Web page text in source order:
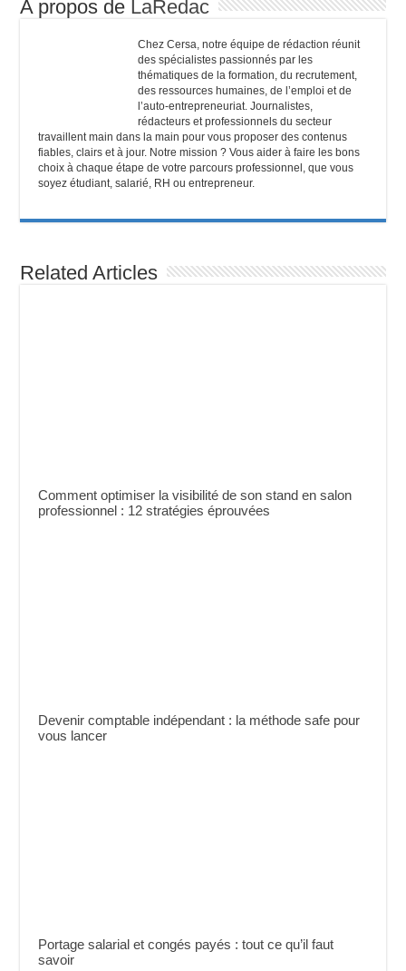
A propos de LaRedac
Chez Cersa, notre équipe de rédaction réunit
des spécialistes passionnés par les
thématiques de la formation, du recrutement,
des ressources humaines, de l’emploi et de
l’auto-entrepreneuriat. Journalistes,
rédacteurs et professionnels du secteur
travaillent main dans la main pour vous proposer des contenus
fiables, clairs et à jour. Notre mission ? Vous aider à faire les bons
choix à chaque étape de votre parcours professionnel, que vous
soyez étudiant, salarié, RH ou entrepreneur.
Related Articles
Comment optimiser la visibilité de son stand en salon
professionnel : 12 stratégies éprouvées
Devenir comptable indépendant : la méthode safe pour
vous lancer
Portage salarial et congés payés : tout ce qu’il faut
savoir